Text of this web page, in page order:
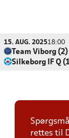
15. AUG. 202518:00
Team Viborg (2)
Silkeborg IF Q
rettes til